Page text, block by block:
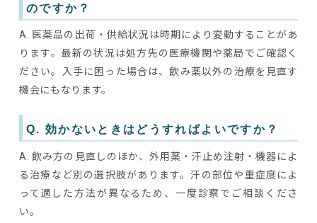
のですか？
A. 医薬品の出荷・供給状況は時期により変動することがあ
ります。最新の状況は処方先の医療機関や薬局でご確認く
ださい。入手に困った場合は、飲み薬以外の治療を見直す
機会にもなります。
Q. 効かないときはどうすればよいですか？
A. 飲み方の見直しのほか、外用薬・汗止め注射・機器によ
る治療など別の選択肢があります。汗の部位や重症度によ
って適した方法が異なるため、一度診察でご相談くださ
い。